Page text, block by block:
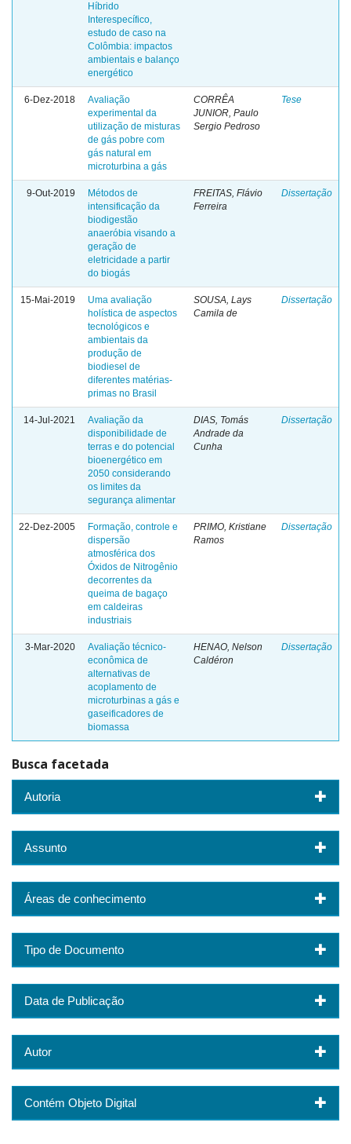
Híbrido
Interespecífico,
estudo de caso na
Colômbia: impactos
ambientais e balanço
energético
6-Dez-2018
Avaliação
experimental da
utilização de misturas
de gás pobre com
gás natural em
microturbina a gás
CORRÊA
JUNIOR, Paulo
Sergio Pedroso
Tese
9-Out-2019
Métodos de
intensificação da
biodigestão
anaeróbia visando a
geração de
eletricidade a partir
do biogás
FREITAS, Flávio
Ferreira
Dissertação
15-Mai-2019
Uma avaliação
holística de aspectos
tecnológicos e
ambientais da
produção de
biodiesel de
diferentes matérias-
primas no Brasil
SOUSA, Lays
Camila de
Dissertação
14-Jul-2021
Avaliação da
disponibilidade de
terras e do potencial
bioenergético em
2050 considerando
os limites da
segurança alimentar
DIAS, Tomás
Andrade da
Cunha
Dissertação
22-Dez-2005
Formação, controle e
dispersão
atmosférica dos
Óxidos de Nitrogênio
decorrentes da
queima de bagaço
em caldeiras
industriais
PRIMO, Kristiane
Ramos
Dissertação
3-Mar-2020
Avaliação técnico-
econômica de
alternativas de
acoplamento de
microturbinas a gás e
gaseificadores de
biomassa
HENAO, Nelson
Caldéron
Dissertação
Busca facetada
Autoria
Assunto
Áreas de conhecimento
Tipo de Documento
Data de Publicação
Autor
Contém Objeto Digital